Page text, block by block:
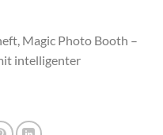
Magic Photo Booth –
intelligenter